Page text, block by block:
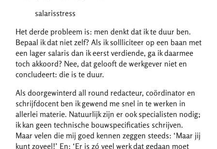
salarisstress
Het derde probleem is: men denkt dat ik te duur ben.
Bepaal ik dat niet zelf? Als ik sollliciteer op een baan met
een lager salaris dan ik eerst verdiende, ga ik daarmee
toch akkoord? Nee, dat gelooft de werkgever niet en
concludeert: die is te duur.
Als doorgewinterd all round redacteur, coördinator en
schrijfdocent ben ik gewend me snel in te werken in
allerlei materie. Natuurlijk zijn er ook specialisten nodig;
ik kan geen technische bouwspecificaties schrijven.
Maar velen die mij goed kennen zeggen steeds: ‘Maar jij
kunt zoveel!’ En: ‘Er is zó veel werk dat gedaan moet